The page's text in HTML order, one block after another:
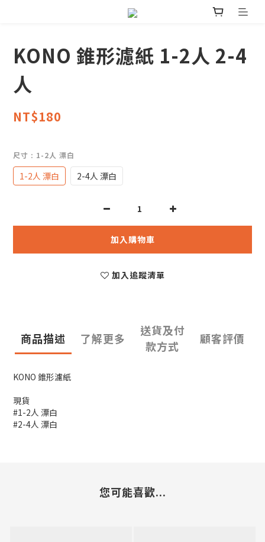
KONO 錐形濾紙 1-2人 2-4
人
NT$180
尺寸 : 1-2人 漂白
1-2人 漂白 2-4人 漂白
加入購物車
加入追蹤清單
商品描述 了解更多
送貨及付
款方式
顧客評價
KONO 錐形濾紙
現貨
#1-2人 漂白
#2-4人 漂白
您可能喜歡...